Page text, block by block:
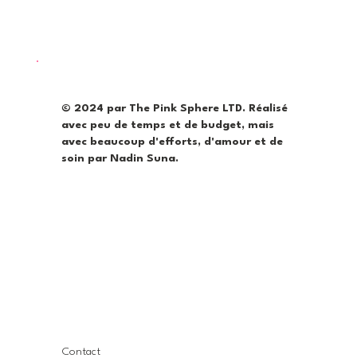
© 2024 par The Pink Sphere LTD. Réalisé
avec peu de temps et de budget, mais
avec beaucoup d'efforts, d'amour et de
soin par Nadin Suna.
Contact